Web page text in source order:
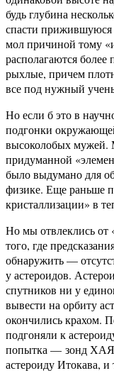
будь глубина
спасти
мол причиной тому
располагаются
рыхлые, причем
все под нужный
Но если б это в
подгонки
высоколобых
придуманной
было выдумано для
физике. Еще раньше
кристаллизации» в
Но мы отвлеклись от
того, где
обнаружить —
у астероидов.
спутников ни у
вывести на орбиту
окончились крахом.
подгоняли к
попытка — зонд
астероиду Итокава,